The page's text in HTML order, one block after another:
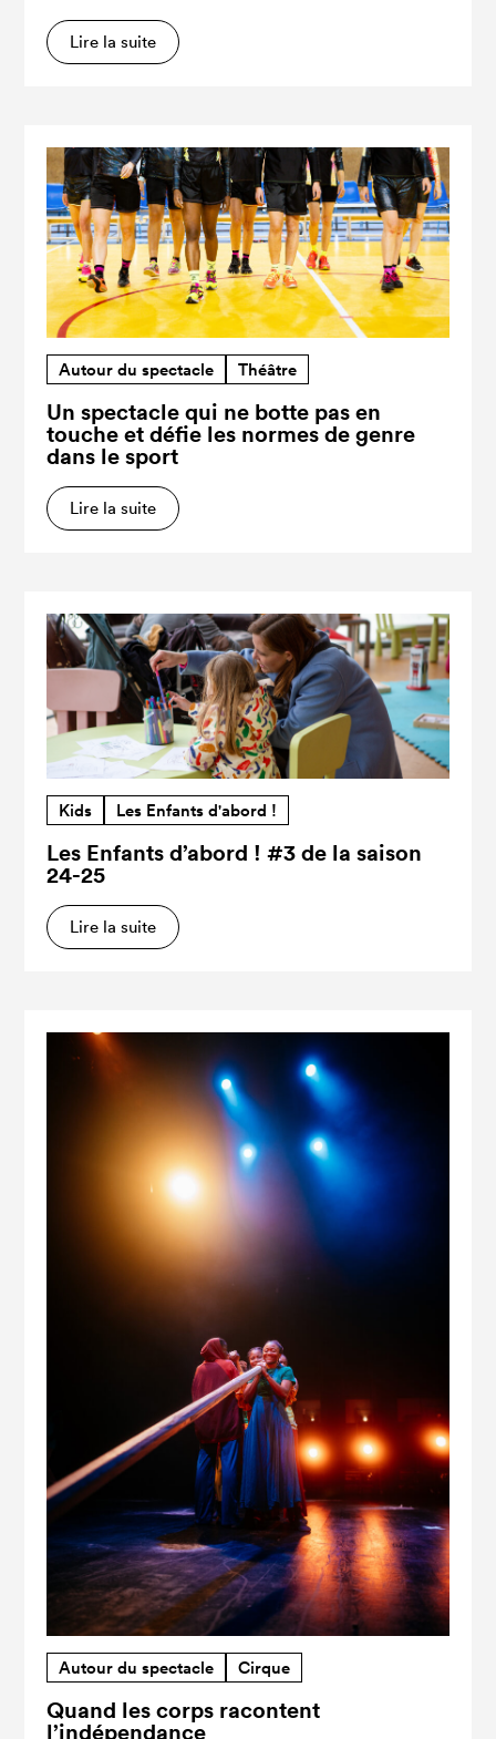
Lire la suite
Autour du spectacle Théâtre
Un spectacle qui ne botte pas en
touche et défie les normes de genre
dans le sport
Lire la suite
Kids Les Enfants d'abord !
Les Enfants d’abord ! #3 de la saison
24-25
Lire la suite
Autour du spectacle Cirque
Quand les corps racontent
l’indépendance